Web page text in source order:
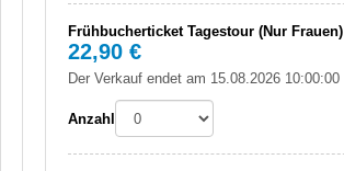
Frühbucherticket Tagestour (Nur Frauen)
22,90 €
Der Verkauf endet am 15.08.2026 10:00:00
Anzahl